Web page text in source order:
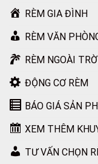
RÈM GIA ĐÌNH
RÈM VĂN
RÈM NGOÀI
ĐỘNG CƠ RÈM
BÁO GIÁ SẢN
XEM THÊM
TƯ VẤN CHỌN